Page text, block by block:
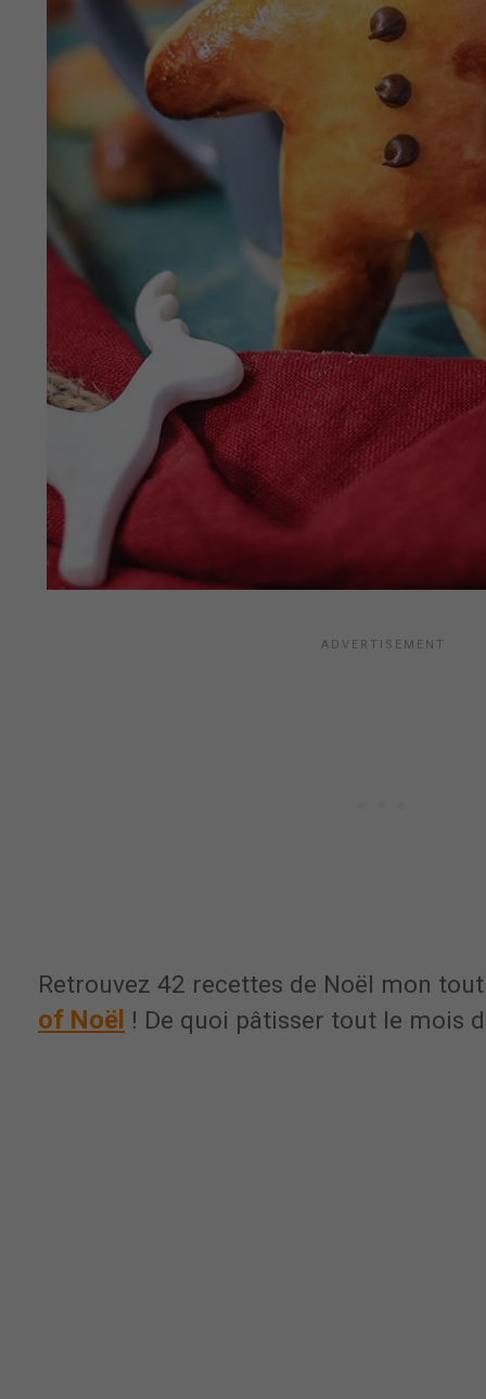
Retrouvez 42 recettes de Noël mon
of Noël ! De quoi pâtisser tout le mois